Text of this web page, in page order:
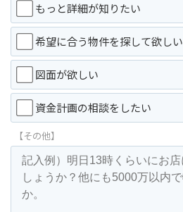
もっと詳細が知りたい
希望に合う物件を探して欲しい
図面が欲しい
資金計画の相談をしたい
【その他】